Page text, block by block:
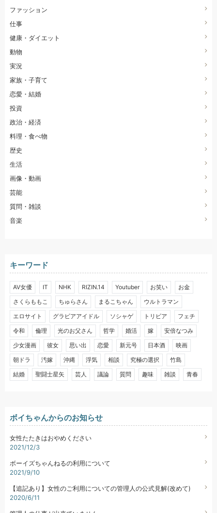
ファッション
仕事
健康・ダイエット
動物
実況
家族・子育て
恋愛・結婚
投資
政治・経済
料理・食べ物
歴史
生活
画像・動画
芸能
質問・雑談
音楽
キーワード
AV女優 IT NHK RIZIN.14 Youtuber お笑い
お金
さくらももこ
ちゅらさん まるこちゃん
ウルトラマン
エロサイト
グラビアアイドル ソシャゲ トリビア
フェチ
令和
倫理 光のお父さん 哲学 婚活 嫁
安倍なつみ
少女漫画
彼女 思い出 恋愛 新元号 日本酒
映画
朝ドラ
汚嫁 沖縄 浮気 相談 究極の選択
竹島
結婚
聖闘士星矢 芸人 議論 質問 趣味 雑談 青春
ボイちゃんからのお知らせ
女性たたきはおやめください
2021/12/3
ボーイズちゃんねるの利用について
2021/9/10
【追記あり】女性のご利用についての管理人の公式見解(改めて)
2020/6/11